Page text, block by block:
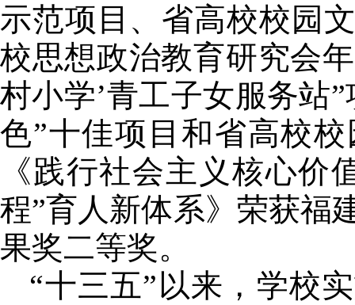
示范项目、省高校校园
校思想政治教育研究会
村小学’青工子女服务站
色”十佳项目和省高校
《践行社会主义核心价
程”育人新体系》荣获福
果奖二等奖。
“十三五”以来，学校